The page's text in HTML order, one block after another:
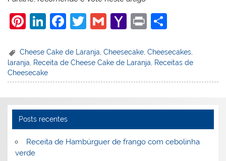
Pi
er
e
st
Li
k
e
dI
F
c
e
b
o
k
T
itt
er
G
ai
l
Y
h
o
o
l
Pr
t
ar
e
Cheese Cake de Laranja ,Cheesecake ,Cheesecakes
laranja, Receita de Cheese Cake de Laranja, Receitas de
Cheesecake
Posts recentes
Receita de Hambúrguer de frango com cebolinha
verde